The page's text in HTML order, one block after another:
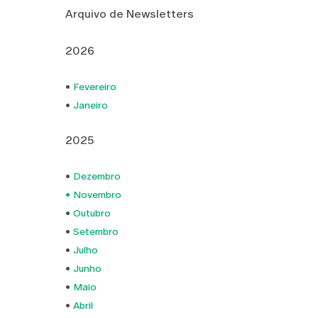
Arquivo de Newsletters
2026
• Fevereiro
• Janeiro
2025
• Dezembro
• Novembro
• Outubro
• Setembro
• Julho
• Junho
• Maio
• Abril